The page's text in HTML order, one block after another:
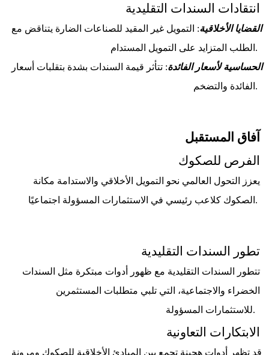
انتقادات السندات التقليدية
القضايا الأخلاقية
الطلب المتزايد على التمويل المستدام.
الحساسية لأسعار الفائدة
الفائدة والتضخم.
آفاق المستقبل
الفرص للصكوك
الصكوك كلاعب رئيسي في الاستثمارات المسؤولة اجتماعيًا.
تطور السندات التقليدية
للاستثمارات المسؤولة.
الابتكارات التعاونية